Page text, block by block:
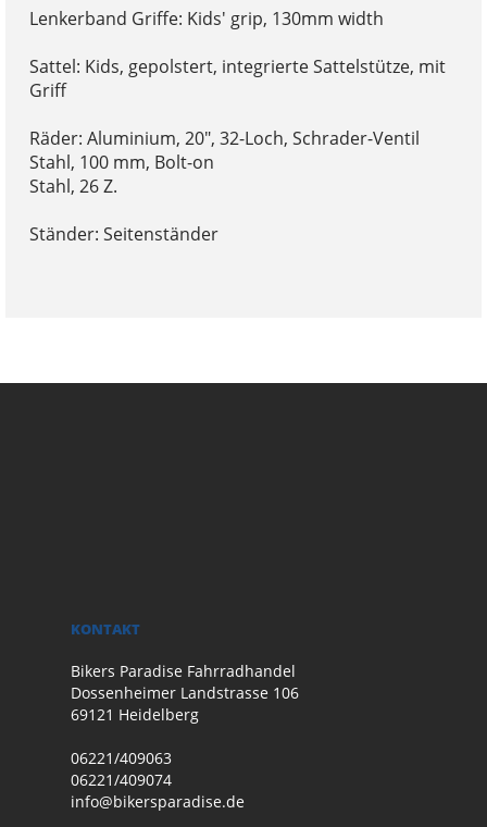
Lenkerband Griffe: Kids' grip, 130mm width
Sattel: Kids, gepolstert, integrierte Sattelstütze, mit
Griff
Räder: Aluminium, 20", 32-Loch, Schrader-Ventil
Stahl, 100 mm, Bolt-on
Stahl, 26 Z.
Ständer: Seitenständer
KONTAKT
Bikers Paradise Fahrradhandel
Dossenheimer Landstrasse 106
69121 Heidelberg
06221/409063
06221/409074
info@bikersparadise.de